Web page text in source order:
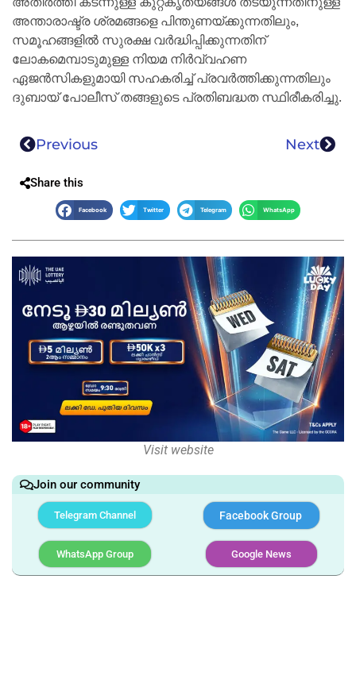
അന്താരാഷ്ട്ര ശ്രമങ്ങളെ പിന്തുണയ്ക്കുന്നതിലും,
സമൂഹങ്ങളിൽ സുരക്ഷ വർദ്ധിപ്പിക്കുന്നതിന്
ലോകമെമ്പാടുമുള്ള നിയമ നിർവ്വഹണ
ഏജൻസികളുമായി സഹകരിച്ച് പ്രവർത്തിക്കുന്നതിലും
ദുബായ് പോലീസ് തങ്ങളുടെ പ്രതിബദ്ധത സ്ഥിരീകരിച്ചു.
Previous Next
Share this
Facebook Twitter Telegram WhatsApp
Visit website
Join our community
Telegram Channel Facebook Group
WhatsApp Group Google News